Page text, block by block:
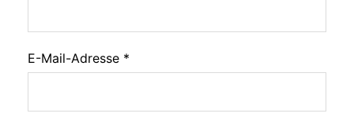
E-Mail-Adresse *